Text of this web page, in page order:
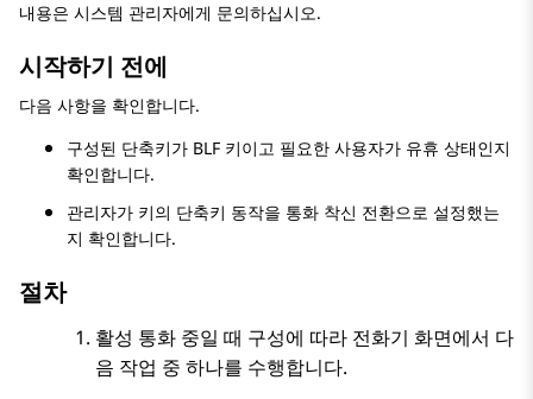
내용은 시스템 관리자에게 문의하십시오.
시작하기 전에
다음 사항을 확인합니다.
구성된 단축키가 BLF 키이고 필요한 사용자가 유휴 상태인지
확인합니다.
관리자가 키의 단축키 동작을 통화 착신 전환으로 설정했는
지 확인합니다.
절차
활성 통화 중일 때 구성에 따라 전화기 화면에서 다
음 작업 중 하나를 수행합니다.